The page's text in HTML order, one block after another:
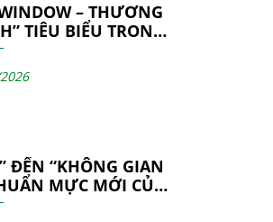
– THƯƠNG
TIÊU BIỂU TRONG
NHÔM & VÁCH
ĐẾN “KHÔNG GIAN
MỰC MỚI CỦA
HIỆN ĐẠI